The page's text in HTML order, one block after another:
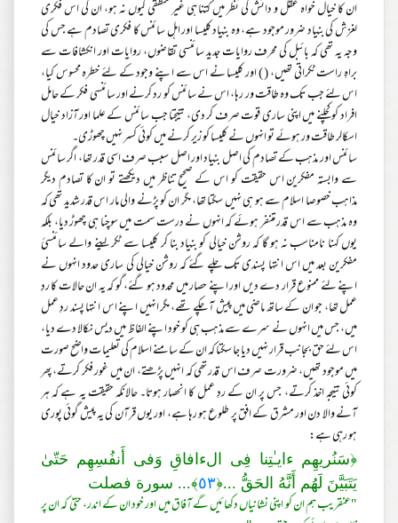
ان کا خیال خواہ عقل و دانش کی نظر میں کتنا ہی غیر منطقی کیوں نہ ہو، ان کی اس فکری
لغزش کی بنیاد ضرور موجود ہے، وہ بنیاد کلیسا اور اہل سائنس کا فکری تصادم ہے جس کی
وجہ یہ تھی کہ بائبل کی محرف روایات جدید سائنسی تقاضوں، روایات اور انکشافات سے
براہِ راست ٹکراتی تھیں، ( ) اور کلیسا نے اس سے اپنے وجود کے لئے خطرہ محسوس کیا،
اس لئے جب تک وہ طاقت ور رہا، اس نے سائنس کو رد کرنے اور سائنسی فکر کے حامل
افراد کو کچلنے میں اپنی ساری قوت صرف کر دی، نتیجتا جب سائنس کے علما اور آزاد خیال
اسکالر طاقت ور ہوئے تو انہوں نے کلیسا کو زیر کرنے میں کوئی کسر نہیں چھوڑی۔
سائنس اور مذہب کے تصادم کی اصل بنیاد اور اصل سبب صرف اسی قدر تھا، اگر سائنس
سے وابستہ مفکرین اس حقیقت کو اس کے صحیح تناظر میں دیکھتے تو ان کا تصادم دیگر
مذاہب خصوصا اسلام سے ہو ہی نہیں سکتا تھا، مگر ان کو پڑنے والی مار اس قدر شدید تھی کہ
وہ مذہب سے اس قدر متنفر ہوئے کہ انہوں نے درست سمت میں سوچنا ہی چھوڑ دیا، بلکہ
یوں کہنا نامناسب نہ ہو گا کہ روشن خیالی کو بنیاد بنا کر کلیسا سے ٹکر لینے والے سائنسئ
مفکرین بعد میں اس انتہا پسندی تک چلے گئے کہ روشن خیالی کی ساری حدود انہوں نے
اپنے لئے ممنوع قرار دے دیں اور اپنے حصار میں محدود ہو گئے، گو کہ یہ ان حالات کا ردِ
عمل تھا، جو ان کے ساتھ ماضی میں پیش آ چکے تھے، مگر انہیں اپنے اس انتہا پسند ردِ عمل
میں، جس میں انہوں نے سرے سے مذہب ہی کو خود اپنے الفاظ میں دیس نکالا دے دیا،
اس لئے حق بجانب قرار نہیں دیا جا سکتا کہ ان کے سامنے اسلام کی تعلیمات واضح صورت
میں موجود تھیں، ضرورت صرف اس قدر تھی کہ انہیں پڑھتے، ان میں غور فکر کرتے، پھر
کوئی نتیجہ اخذ کرتے، جس پر ان کے ردِ عمل کا انحصار ہوتا۔ حالانکہ حقیقت یہ ہے کہ ہر
آنے والا دن اور مشرق کے افق پر طلوع ہو رہا ہے، اور یوں قرآن کی یہ پیش گوئی پوری
ہو رہی ہے:
﴿سَنُريهِم ءايـٰتِنا فِى الءافاقِ وَفى أَنفُسِهِم حَتّىٰ
يَتَبَيَّنَ لَهُم أَنَّهُ الحَقُّ ...﴿٥٣﴾... سورة فصلت
"عنقریب ہم ان کو اپنی نشانیاں دکھائیں گے آفاق میں اور خود ان کے اندر، حتیٰ کہ ان پر